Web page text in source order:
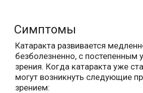
Симптомы
Катаракта развивается
безболезненно, с постепенным
зрения. Когда катаракта уже
могут возникнуть следующие
зрением: